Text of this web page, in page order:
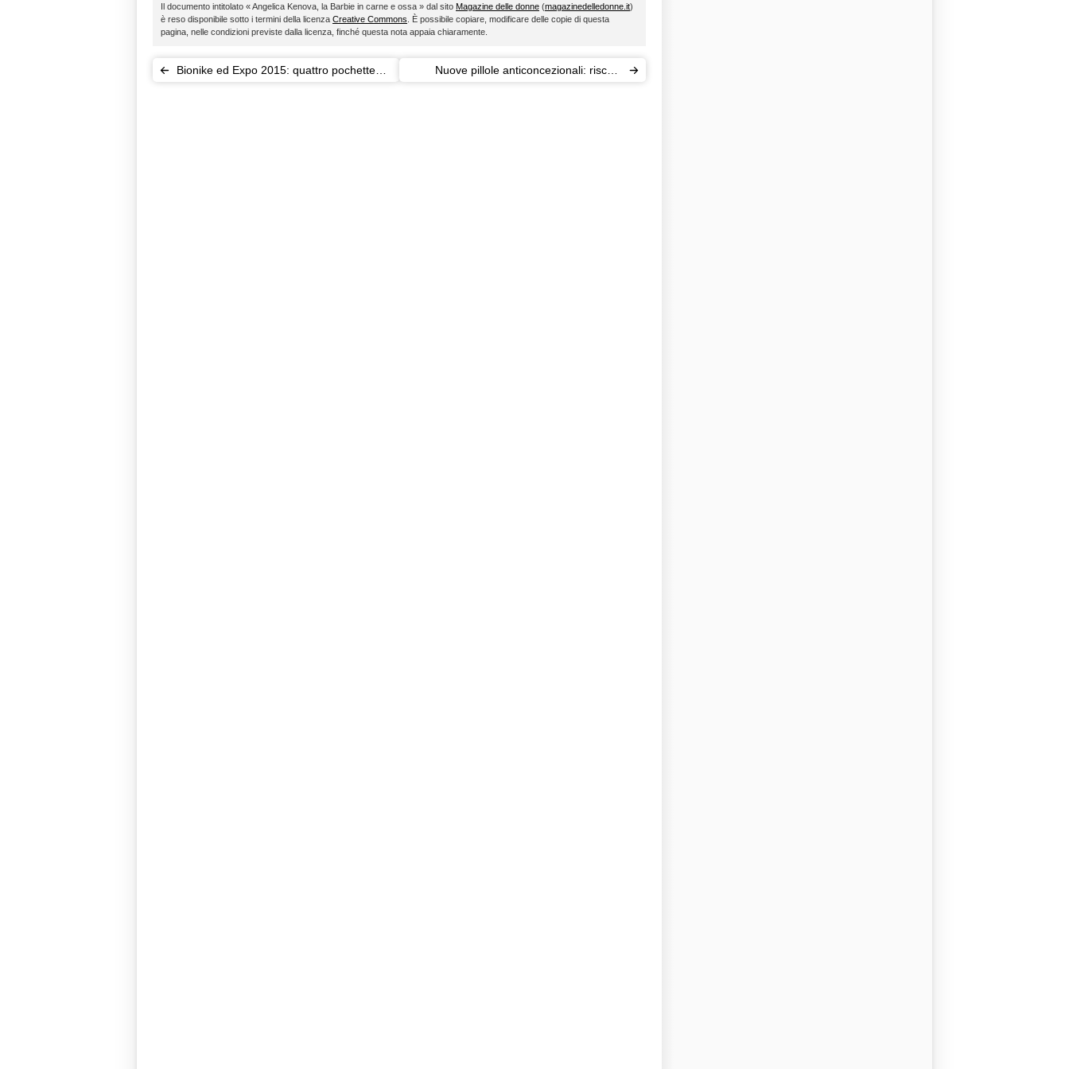
Il documento intitolato « Angelica Kenova, la Barbie in carne e ossa » dal sito Magazine delle donne (magazinedelledonne.it)
è reso disponibile sotto i termini della licenza Creative Commons . È possibile copiare, modificare delle copie di questa
pagina, nelle condizioni previste dalla licenza, finché questa nota appaia chiaramente.
Bionike ed Expo 2015: quattro pochette
Nuove pillole anticoncezionali: rischio